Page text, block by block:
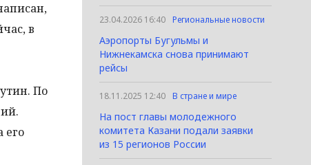
в
По
его
23.04.2026 16:40 Региональные новости
Аэропорты Бугульмы и
Нижнекамска снова принимают
рейсы
18.11.2025 12:40 В стране и мире
На пост главы молодежного
комитета Казани подали заявки
из 15 регионов России